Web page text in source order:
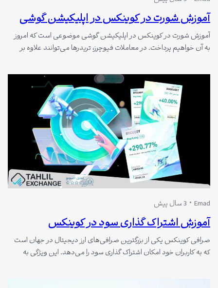
آموزش شورت در کوینکس در اپلیکیشن گوشی
آموزش شورت در کوینکس در اپلیکیشن گوشی موضوعی است که امروز
به آن خواهیم پرداخت. در معاملات فیوچرز، تریدرها می‌توانند علاوه بر
پیش‌بینی کاهش قیمت یک دارایی است. شورت کردن یک استراتژی
معاملاتی است که در آن معامله گر پیش بینی می کند…
Emad 3 سال پیش
آموزش اشتراک گذاری سود در کوینکس
صرافی کوینکس یکی از بزرگترین صرافی‌های ارز دیجیتال در جهان است
که به کاربران خود امکان اشتراک گذاری سود را می‌دهد. این ویژگی به